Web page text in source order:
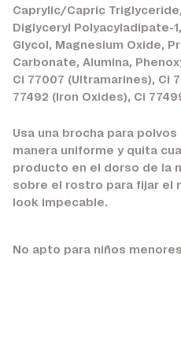
Caprylic/Capric
Diglyceryl Polyacyladipate-
Glycol, Magnesium Oxide,
Carbonate, Alumina,
Ci 77007 (Ultramarines), Ci
77492 (Iron Oxides), Ci
Usa una brocha para
manera uniforme y quita
producto en el dorso de la
sobre el rostro para fijar el
look impecable.
No apto para niños